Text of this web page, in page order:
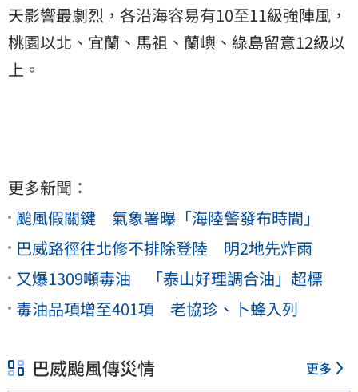
天影響最劇烈，各沿海容易有10至11級強陣風，
桃園以北、宜蘭、馬祖、蘭嶼、綠島留意12級以
上。
更多新聞：
颱風假關鍵 氣象署曝「海陸警發布時間」
巴威路徑往北修不排除登陸 明2地先炸雨
又爆1309噸毒油 「泰山好理調合油」超標
毒油品項增至401項 老協珍、卜蜂入列
巴威颱風傳災情 更多